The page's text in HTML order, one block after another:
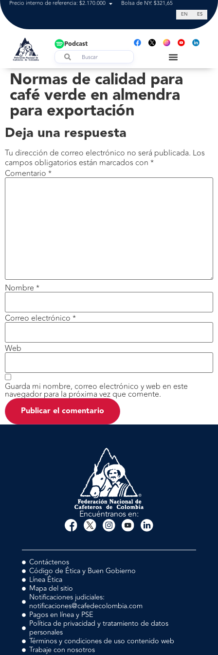
Precio interno de referencia: $2.170.000 Bolsa de NY: $321,65 Tasa de
EN ES
Podcast
Normas de calidad para
café verde en almendra
para exportación
Deja una respuesta
Tu dirección de correo electrónico no será publicada. Los
campos obligatorios están marcados con *
Comentario *
Nombre *
Correo electrónico *
Web
Guarda mi nombre, correo electrónico y web en este
navegador para la próxima vez que comente.
Encuéntranos en:
Contáctenos
Código de Ética y Buen Gobierno
Línea Ética
Mapa del sitio
Notificaciones judiciales:
notificaciones@cafedecolombia.com
Pagos en línea y PSE
Política de privacidad y tratamiento de datos
personales
Términos y condiciones de uso contenido web
Trabaje con nosotros